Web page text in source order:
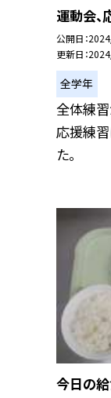
運動会、
公開日
更新日
全学年
全体練習
応援練
た。
今日の